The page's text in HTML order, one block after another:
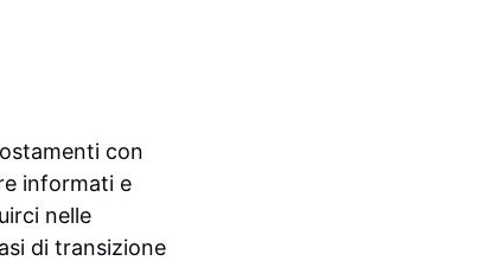
con
informati e
nelle
di transizione